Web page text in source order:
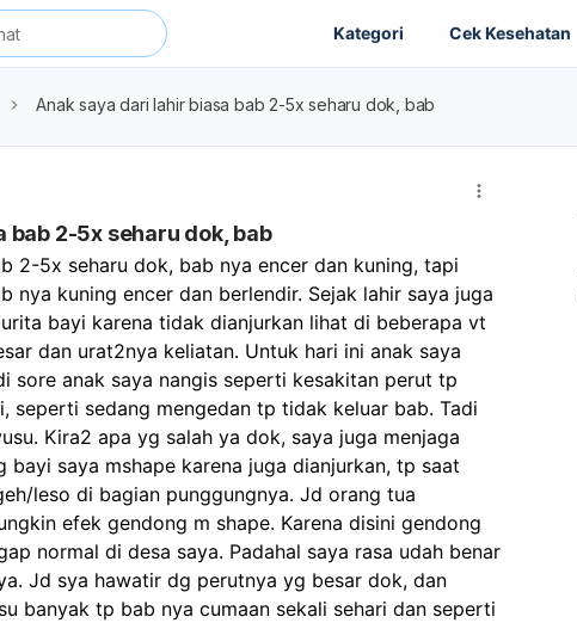
Kategori Cek Kesehatan
Anak saya dari lahir biasa bab 2-5x seharu dok, bab
bab 2-5x seharu dok, bab
2-5x seharu dok, bab nya encer dan kuning, tapi
nya kuning encer dan berlendir. Sejak lahir saya juga
bayi karena tidak dianjurkan lihat di beberapa vt
dan urat2nya keliatan. Untuk hari ini anak saya
sore anak saya nangis seperti kesakitan perut tp
seperti sedang mengedan tp tidak keluar bab. Tadi
Kira2 apa yg salah ya dok, saya juga menjaga
bayi saya mshape karena juga dianjurkan, tp saat
leso di bagian punggungnya. Jd orang tua
efek gendong m shape. Karena disini gendong
normal di desa saya. Padahal saya rasa udah benar
Jd sya hawatir dg perutnya yg besar dok, dan
banyak tp bab nya cumaan sekali sehari dan seperti